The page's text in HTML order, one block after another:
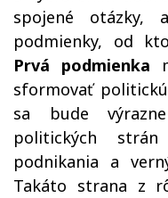
spojené otázky,
podmienky, od
Prvá podmienka
sformovať
sa bude
politických
podnikania a
Takáto strana z